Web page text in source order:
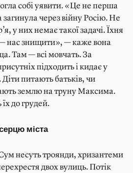
собі уявити. «Це не перша
загинула через війну Росію. Не
у них немає такої задачі. Їхня
нас знищити», — каже вона
Там — всі мовчать. За
підходить і кидає у
питають батьків, чи
землю на труну Максима.
до грудей.
міста
несуть троянди, хризантеми
двох вулиць. Потік